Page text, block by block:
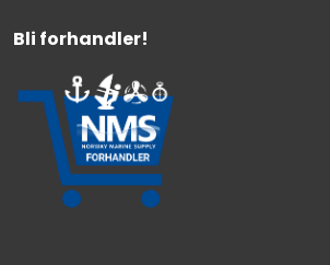
Bli forhandler!